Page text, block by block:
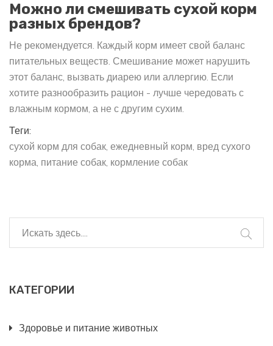
Можно ли смешивать сухой корм
разных брендов?
Не рекомендуется. Каждый корм имеет свой баланс
питательных веществ. Смешивание может нарушить
этот баланс, вызвать диарею или аллергию. Если
хотите разнообразить рацион - лучше чередовать с
влажным кормом, а не с другим сухим.
Теги:
сухой корм для собак ежедневный корм вред сухого
корма питание собак кормление собак
КАТЕГОРИИ
Здоровье и питание животных